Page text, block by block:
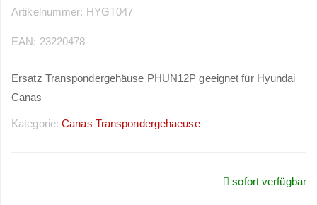
Artikelnummer: HYGT047
EAN: 23220478
Ersatz Transpondergehäuse PHUN12P geeignet für Hyundai
Canas
Kategorie:Canas Transpondergehaeuse
sofort verfügbar